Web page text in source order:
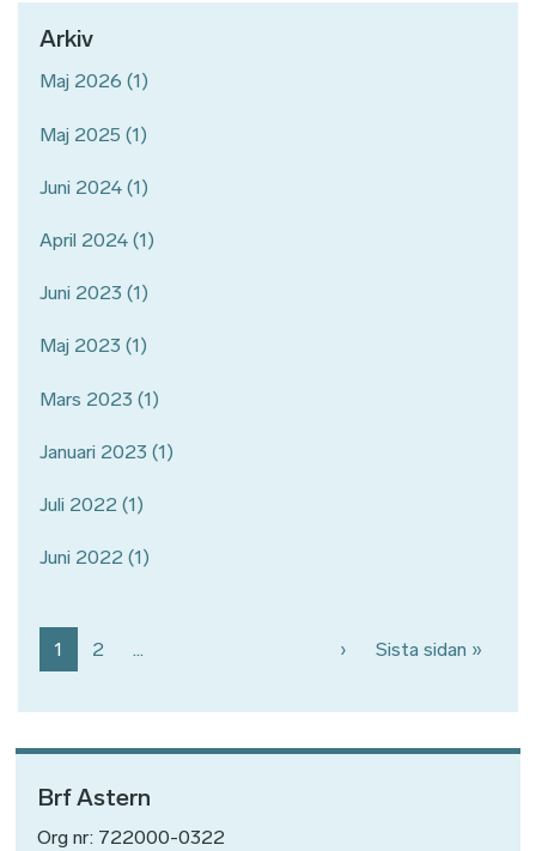
Arkiv
Maj 2026 (1)
Maj 2025 (1)
Juni 2024 (1)
April 2024 (1)
Juni 2023 (1)
Maj 2023 (1)
Mars 2023 (1)
Januari 2023 (1)
Juli 2022 (1)
Juni 2022 (1)
Paginering
1 2 … › Nästa sida
Sista sidan »
Brf Astern
Org nr: 722000-0322